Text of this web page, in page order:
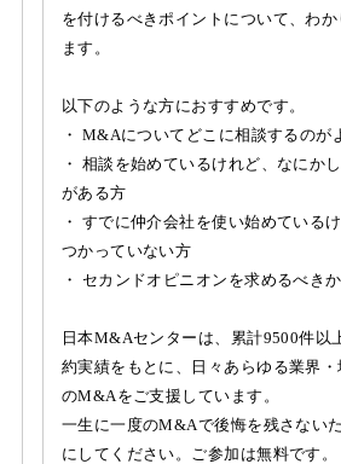
を付けるべきポイントについて、わ
ます。
以下のような方におすすめです。
・ M&Aについてどこに相談するのが
・ 相談を始めているけれど、なにか
がある方
・ すでに仲介会社を使い始めている
つかっていない方
・ セカンドオピニオンを求めるべき
日本M&Aセンターは、累計9500件以
約実績をもとに、日々あらゆる業界
のM&Aをご支援しています。
一生に一度のM&Aで後悔を残さない
にしてください。ご参加は無料です。